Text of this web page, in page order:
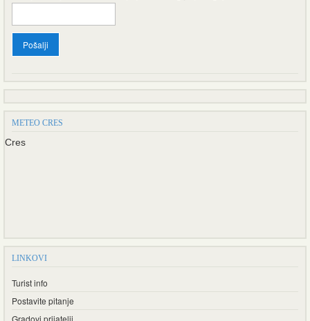
METEO CRES
Cres
LINKOVI
Turist info
Postavite pitanje